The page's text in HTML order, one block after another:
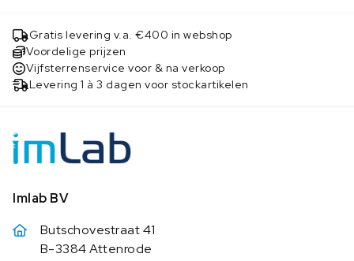
Gratis levering v.a. €400 in webshop
Voordelige prijzen
Vijfsterrenservice voor & na verkoop
Levering 1 à 3 dagen voor stockartikelen
Imlab BV
Butschovestraat 41
B-3384 Attenrode